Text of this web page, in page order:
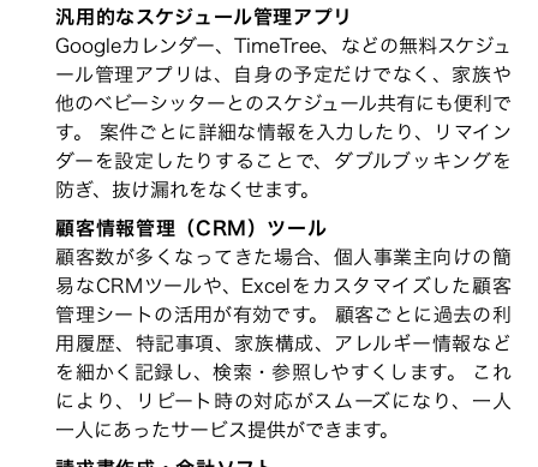
汎用的なスケジュール管理アプリ
Googleカレンダー、TimeTree、などの無料スケジュ
ール管理アプリは、自身の予定だけでなく、家族や
他のベビーシッターとのスケジュール共有にも便利で
す。 案件ごとに詳細な情報を入力したり、リマイン
ダーを設定したりすることで、ダブルブッキングを
防ぎ、抜け漏れをなくせます。
顧客情報管理（CRM）ツール
顧客数が多くなってきた場合、個人事業主向けの簡
易なCRMツールや、Excelをカスタマイズした顧客
管理シートの活用が有効です。 顧客ごとに過去の利
用履歴、特記事項、家族構成、アレルギー情報など
を細かく記録し、検索・参照しやすくします。 これ
により、リピート時の対応がスムーズになり、一人
一人にあったサービス提供ができます。